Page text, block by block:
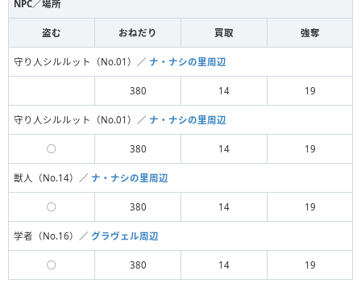
NPC／場所
盗む おねだり 買取 強奪
守り人シルルット（No.01）／ ナ・ナシの里周辺
380 14 19
守り人シルルット（No.01）／ ナ・ナシの里周辺
◯ 380 14 19
獣人（No.14）／ ナ・ナシの里周辺
◯ 380 14 19
学者（No.16）／ グラヴェル周辺
◯ 380 14 19